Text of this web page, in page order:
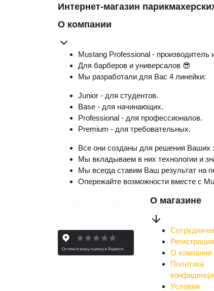
Интернет-магазин
О компании
Mustang Professional - производитель
Для барберов и универсалов 😎
Мы разработали для Вас 4 линейки:
Junior - для студентов.
Base - для начинающих.
Professional - для профессионалов.
Premium - для требовательных.
Все они созданы для решения Ваших
Мы вкладываем в них технологии и
Мы всегда ставим Ваш результат на
Опережайте возможности вместе с
О магазине
Регистрация
О компании
Политика
Условия